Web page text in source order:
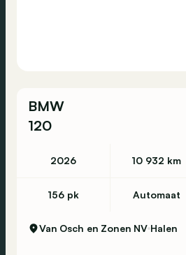
BMW
120
2026 10 932 km
156 pk Automaat
Van Osch en Zonen NV Halen